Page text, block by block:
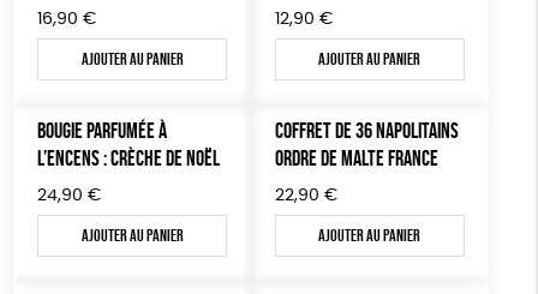
Fabriqué en Espagne Textile Bio
16,90 €
Ajouter au panier
12,90 €
Ajouter au panier
BOUGIE PARFUMÉE À
L’ENCENS : CRÈCHE DE NOËL
24,90 €
Ajouter au panier
COFFRET DE 36 NAPOLITAINS
ORDRE DE MALTE FRANCE
22,90 €
Ajouter au panier